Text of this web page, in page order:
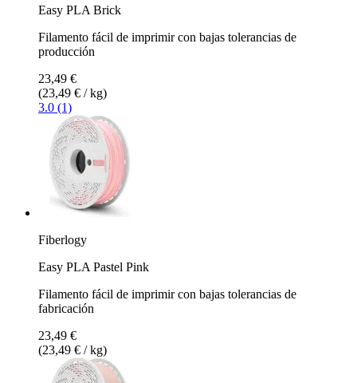
Easy PLA Brick
Filamento fácil de imprimir con bajas tolerancias de
producción
23,49 €
(23,49 € / kg)
3.0 (1)
Fiberlogy
Easy PLA Pastel Pink
Filamento fácil de imprimir con bajas tolerancias de
fabricación
23,49 €
(23,49 € / kg)